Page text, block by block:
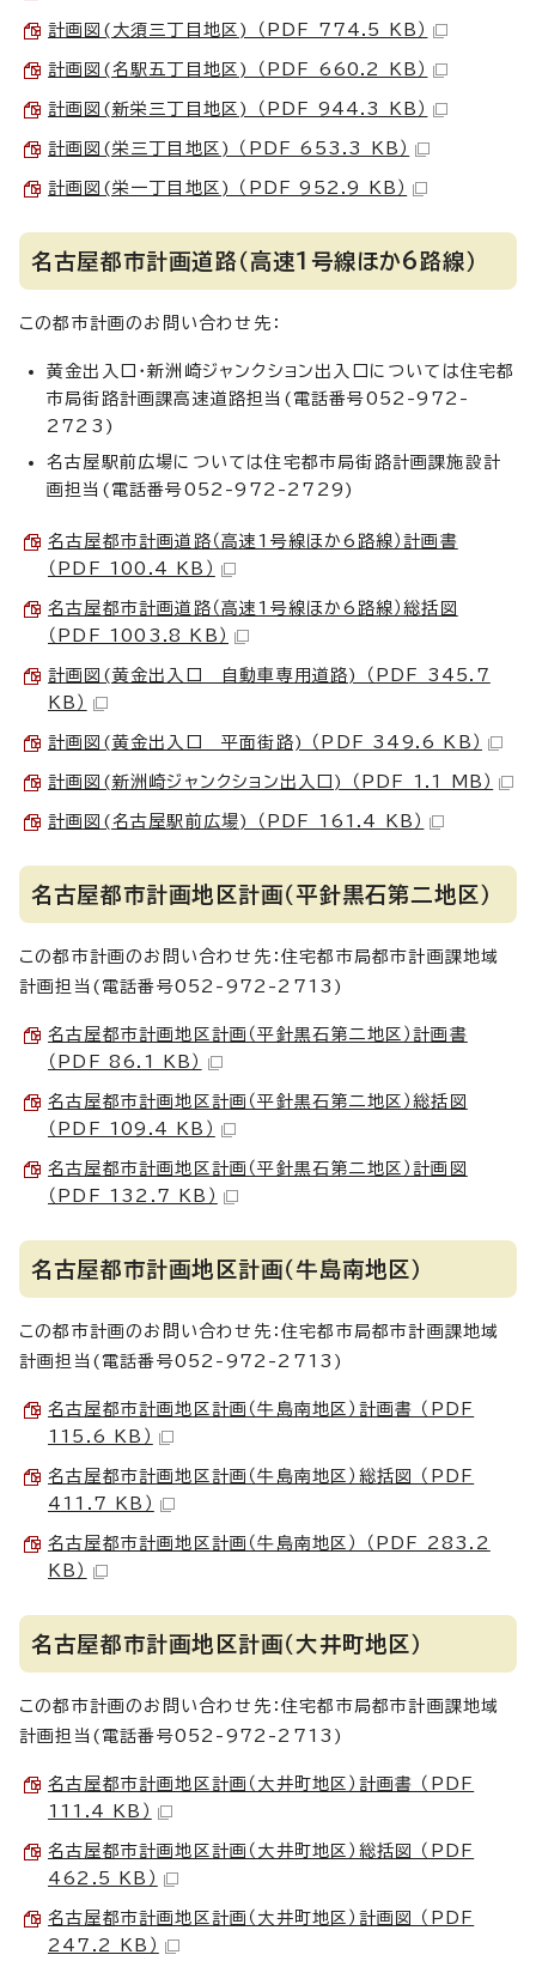
計画図(大須三丁目地区) （PDF 774.5 KB）
計画図(名駅五丁目地区) （PDF 660.2 KB）
計画図(新栄三丁目地区) （PDF 944.3 KB）
計画図(栄三丁目地区) （PDF 653.3 KB）
計画図(栄一丁目地区) （PDF 952.9 KB）
名古屋都市計画道路（高速1号線ほか6路線）
この都市計画のお問い合わせ先：
黄金出入口・新洲崎ジャンクション出入口については住宅都
市局街路計画課高速道路担当(電話番号052-972-
2723)
名古屋駅前広場については住宅都市局街路計画課施設計
画担当(電話番号052-972-2729)
名古屋都市計画道路（高速1号線ほか6路線）計画書
（PDF 100.4 KB）
名古屋都市計画道路（高速1号線ほか6路線）総括図
（PDF 1003.8 KB）
計画図(黄金出入口 自動車専用道路) （PDF 345.7
KB）
計画図(黄金出入口 平面街路) （PDF 349.6 KB）
計画図(新洲崎ジャンクション出入口) （PDF 1.1 MB）
計画図(名古屋駅前広場) （PDF 161.4 KB）
名古屋都市計画地区計画（平針黒石第二地区）
この都市計画のお問い合わせ先：住宅都市局都市計画課地域
計画担当(電話番号052-972-2713)
名古屋都市計画地区計画（平針黒石第二地区）計画書
（PDF 86.1 KB）
名古屋都市計画地区計画（平針黒石第二地区）総括図
（PDF 109.4 KB）
名古屋都市計画地区計画（平針黒石第二地区）計画図
（PDF 132.7 KB）
名古屋都市計画地区計画（牛島南地区）
この都市計画のお問い合わせ先：住宅都市局都市計画課地域
計画担当(電話番号052-972-2713)
名古屋都市計画地区計画（牛島南地区）計画書 （PDF
115.6 KB）
名古屋都市計画地区計画（牛島南地区）総括図 （PDF
411.7 KB）
名古屋都市計画地区計画（牛島南地区） （PDF 283.2
KB）
名古屋都市計画地区計画（大井町地区）
この都市計画のお問い合わせ先：住宅都市局都市計画課地域
計画担当(電話番号052-972-2713)
名古屋都市計画地区計画（大井町地区）計画書 （PDF
111.4 KB）
名古屋都市計画地区計画（大井町地区）総括図 （PDF
462.5 KB）
名古屋都市計画地区計画（大井町地区）計画図 （PDF
247.2 KB）